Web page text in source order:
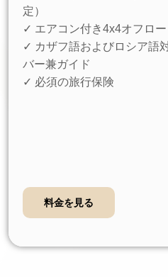
定）
✓ エアコン付き4x4オフロ
✓ カザフ語およびロシア語
バー兼ガイド
✓ 必須の旅行保険
料金を見る